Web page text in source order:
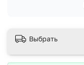
Выбрать